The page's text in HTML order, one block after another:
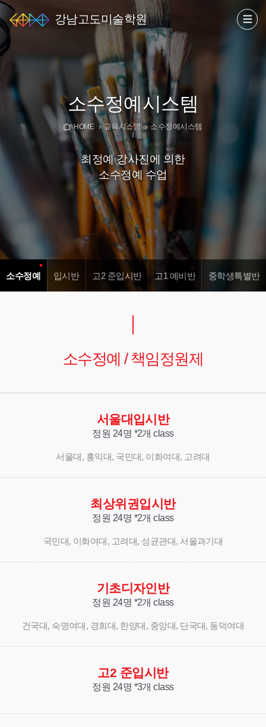
강남고도미술학원
소수정예시스템
HOME 교육시스템 소수정예시스템
최정예 강사진에 의한
소수정예 수업
소수정예 입시반 고2 준입시반 고1 예비반 중학생특별반
소수정예 / 책임정원제
서울대입시반
정원 24명 *2개 class
서울대, 홍익대, 국민대, 이화여대, 고려대
최상위권입시반
정원 24명 *2개 class
국민대, 이화여대, 고려대, 성균관대, 서울과기대
기초디자인반
정원 24명 *2개 class
건국대, 숙명여대, 경희대, 한양대, 중앙대, 단국대, 동덕여대
고2 준입시반
정원 24명 *3개 class